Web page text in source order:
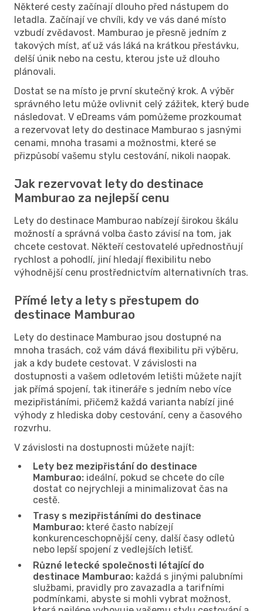
Některé cesty začínají dlouho před nástupem do
letadla. Začínají ve chvíli, kdy ve vás dané místo
vzbudí zvědavost. Mamburao je přesně jedním z
takových míst, ať už vás láká na krátkou přestávku,
delší únik nebo na cestu, kterou jste už dlouho
plánovali.
Dostat se na místo je první skutečný krok. A výběr
správného letu může ovlivnit celý zážitek, který bude
následovat. V eDreams vám pomůžeme prozkoumat
a rezervovat lety do destinace Mamburao s jasnými
cenami, mnoha trasami a možnostmi, které se
přizpůsobí vašemu stylu cestování, nikoli naopak.
Jak rezervovat lety do destinace
Mamburao za nejlepší cenu
Lety do destinace Mamburao nabízejí širokou škálu
možností a správná volba často závisí na tom, jak
chcete cestovat. Někteří cestovatelé upřednostňují
rychlost a pohodlí, jiní hledají flexibilitu nebo
výhodnější cenu prostřednictvím alternativních tras.
Přímé lety a lety s přestupem do
destinace Mamburao
Lety do destinace Mamburao jsou dostupné na
mnoha trasách, což vám dává flexibilitu při výběru,
jak a kdy budete cestovat. V závislosti na
dostupnosti a vašem odletovém letišti můžete najít
jak přímá spojení, tak itineráře s jedním nebo více
mezipřistáními, přičemž každá varianta nabízí jiné
výhody z hlediska doby cestování, ceny a časového
rozvrhu.
V závislosti na dostupnosti můžete najít:
Lety bez mezipřistání do destinace
Mamburao: ideální, pokud se chcete do cíle
dostat co nejrychleji a minimalizovat čas na
cestě.
Trasy s mezipřistáními do destinace
Mamburao: které často nabízejí
konkurenceschopnější ceny, další časy odletů
nebo lepší spojení z vedlejších letišť.
Různé letecké společnosti létající do
destinace Mamburao: každá s jinými palubními
službami, pravidly pro zavazadla a tarifními
podmínkami, abyste si mohli vybrat možnost,